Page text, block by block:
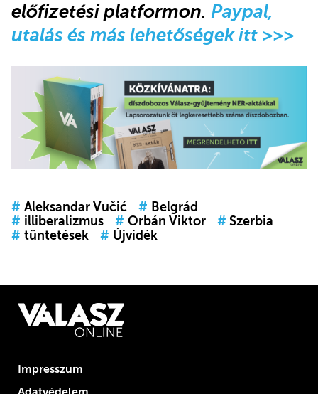
előfizetési platformon. Paypal,
utalás és más lehetőségek itt >>>
# Aleksandar Vučić # Belgrád
# illiberalizmus # Orbán Viktor # Szerbia
# tüntetések # Újvidék
Impresszum